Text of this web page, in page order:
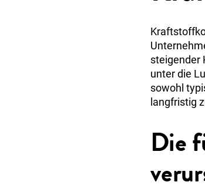
steigender
unter die
sowohl
langfristig
Die